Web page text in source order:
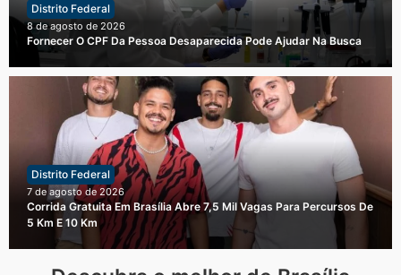
Distrito Federal
8 de agosto de 2026
Fornecer O CPF Da Pessoa Desaparecida Pode Ajudar Na Busca
Distrito Federal
7 de agosto de 2026
Corrida Gratuita Em Brasília Abre 7,5 Mil Vagas Para Percursos De
5 Km E 10 Km